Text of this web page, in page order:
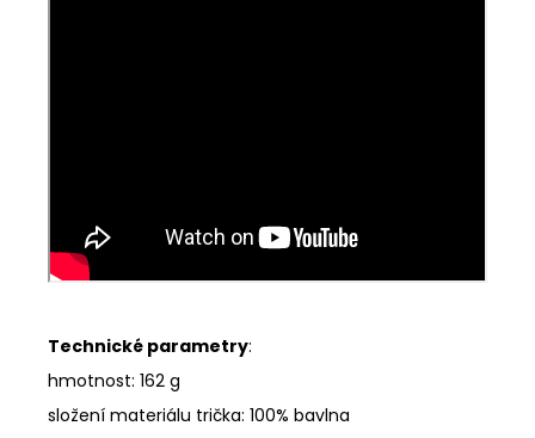
Technické parametry:
hmotnost: 162 g
složení materiálu trička: 100% bavlna